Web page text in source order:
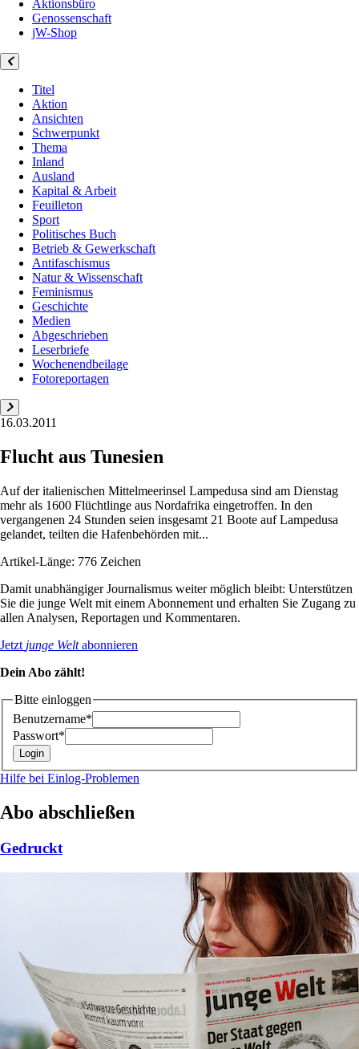
Aktionsbüro
Genossenschaft
jW-Shop
Titel
Aktion
Ansichten
Schwerpunkt
Thema
Inland
Ausland
Kapital & Arbeit
Feuilleton
Sport
Politisches Buch
Betrieb & Gewerkschaft
Antifaschismus
Natur & Wissenschaft
Feminismus
Geschichte
Medien
Abgeschrieben
Leserbriefe
Wochenendbeilage
Fotoreportagen
16.03.2011
Flucht aus Tunesien
Auf der italienischen Mittelmeerinsel Lampedusa sind am Dienstag
mehr als 1600 Flüchtlinge aus Nordafrika eingetroffen. In den
vergangenen 24 Stunden seien insgesamt 21 Boote auf Lampedusa
gelandet, teilten die Hafenbehörden mit...
Artikel-Länge: 776 Zeichen
Damit unabhängiger Journalismus weiter möglich bleibt: Unterstützen
Sie die junge Welt mit einem Abonnement und erhalten Sie Zugang zu
allen Analysen, Reportagen und Kommentaren.
Jetzt junge Weltabonnieren
Dein Abo zählt!
Bitte einloggen
Benutzername*
Passwort*
Hilfe bei Einlog-Problemen
Abo abschließen
Gedruckt